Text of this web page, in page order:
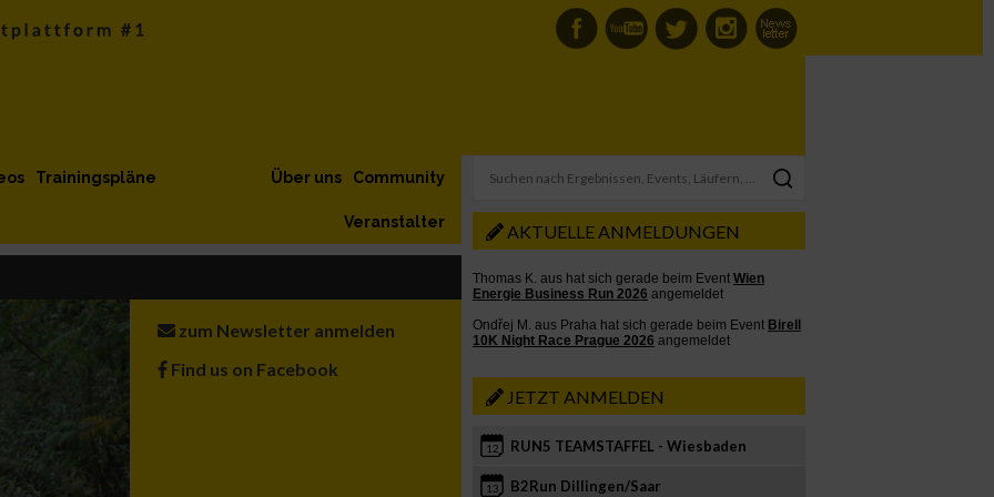
Trainingspläne Community
Über uns
Veranstalter
zum Newsletter anmelden
Find us on Facebook
AKTUELLE ANMELDUNGEN
JETZT ANMELDEN
12 RUN5 TEAMSTAFFEL - Wiesbaden
13 B2Run Dillingen/Saar